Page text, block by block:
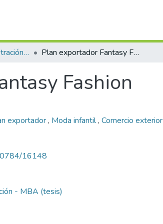
Maestría en Administración - MBA (tesis) Plan exportador Fantasy Fashion
Fashion
exportador, Moda infantil, Comercio exterior
16148
- MBA (tesis)